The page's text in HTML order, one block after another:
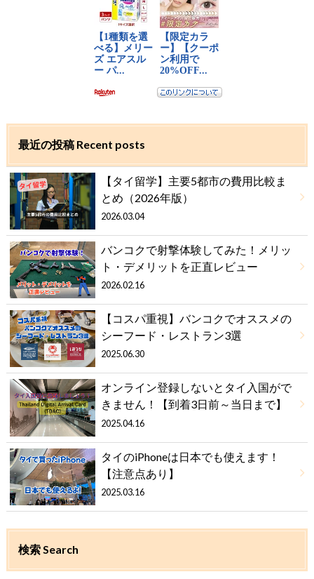
最近の投稿 Recent posts
【タイ留学】主要5都市の費用比較ま
とめ（2026年版）
2026.03.04
バンコクで射撃体験してみた！メリッ
ト・デメリットを正直レビュー
2026.02.16
【コスパ重視】バンコクでオススメの
シーフード・レストラン3選
2025.06.30
オンライン登録しないとタイ入国がで
きません！【到着3日前～当日まで】
2025.04.16
タイのiPhoneは日本でも使えます！
【注意点あり】
2025.03.16
検索 Search